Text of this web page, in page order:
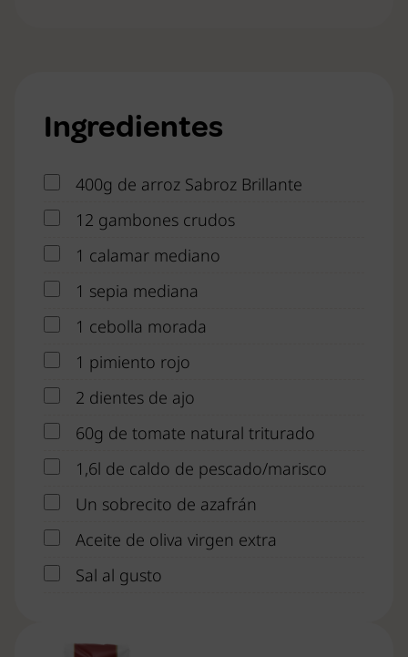
Ingredientes
400g de arroz Sabroz Brillante
12 gambones crudos
1 calamar mediano
1 sepia mediana
1 cebolla morada
1 pimiento rojo
2 dientes de ajo
60g de tomate natural triturado
1,6l de caldo de pescado/marisco
Un sobrecito de azafrán
Aceite de oliva virgen extra
Sal al gusto